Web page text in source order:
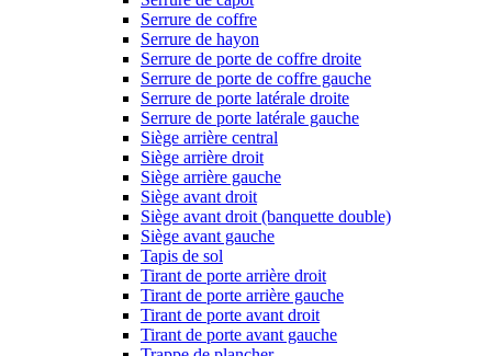
Serrure de coffre
Serrure de hayon
Serrure de porte de coffre droite
Serrure de porte de coffre gauche
Serrure de porte latérale droite
Serrure de porte latérale gauche
Siège arrière central
Siège arrière droit
Siège arrière gauche
Siège avant droit
Siège avant droit (banquette double)
Siège avant gauche
Tapis de sol
Tirant de porte arrière droit
Tirant de porte arrière gauche
Tirant de porte avant droit
Tirant de porte avant gauche